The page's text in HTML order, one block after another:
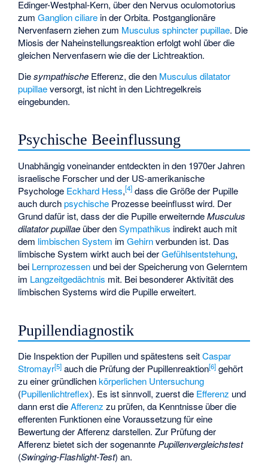
Edinger-Westphal-Kern, über den Nervus oculomotorius
zumGanglion ciliare in der Orbita. Postganglionäre
Nervenfasern ziehen zum Musculus sphincter pupillae. Die
Miosis der Naheinstellungsreaktion erfolgt wohl über die
gleichen Nervenfasern wie die der Lichtreaktion.
Diesympathische Efferenz, die den Musculus dilatator
pupillaeversorgt, ist nicht in den Lichtregelkreis
eingebunden.
Psychische Beeinflussung
Unabhängig voneinander entdeckten in den 1970er Jahren
israelische Forscher und der US-amerikanische
Psychologe Eckhard Hess,[4] dass die Größe der Pupille
auch durchpsychische Prozesse beeinflusst wird. Der
Grund dafür ist, dass der die Pupille erweiterndeMusculus
dilatator pupillae über denSympathikus indirekt auch mit
dem limbischen System imGehirnverbunden ist. Das
limbische System wirkt auch bei derGefühlsentstehung,
bei Lernprozessen und bei der Speicherung von Gelerntem
im Langzeitgedächtnis mit. Bei besonderer Aktivität des
limbischen Systems wird die Pupille erweitert.
Pupillendiagnostik
Die Inspektion der Pupillen und spätestens seitCaspar
Stromayr[5] auch die Prüfung der Pupillenreaktion[6] gehört
zu einer gründlichenkörperlichen Untersuchung
(Pupillenlichtreflex). Es ist sinnvoll, zuerst die Efferenz und
dann erst dieAfferenz zu prüfen, da Kenntnisse über die
efferenten Funktionen eine Voraussetzung für eine
Bewertung der Afferenz darstellen. Zur Prüfung der
Afferenz bietet sich der sogenanntePupillenvergleichstest
(Swinging-Flashlight-Test) an.